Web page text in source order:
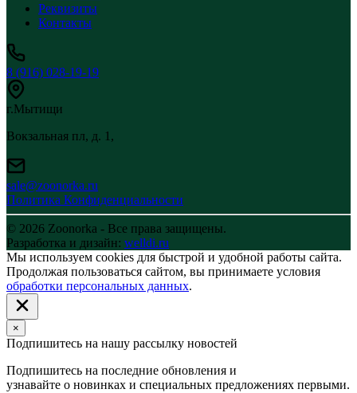
Реквизиты
Контакты
8 (916) 028-19-19
г.Мытищи
Вокзальная пл, д. 1,
sale@zoonorka.ru
Политика Конфиденциальности
© 2026 Zoonorka - Все права защищены.
Разработка и дизайн: welldi.ru
Мы используем cookies для быстрой и удобной работы сайта.
Продолжая пользоваться сайтом, вы принимаете условия
обработки персональных данных.
×
Подпишитесь на нашу рассылку новостей
Подпишитесь на последние обновления и
узнавайте о новинках и специальных предложениях первыми.